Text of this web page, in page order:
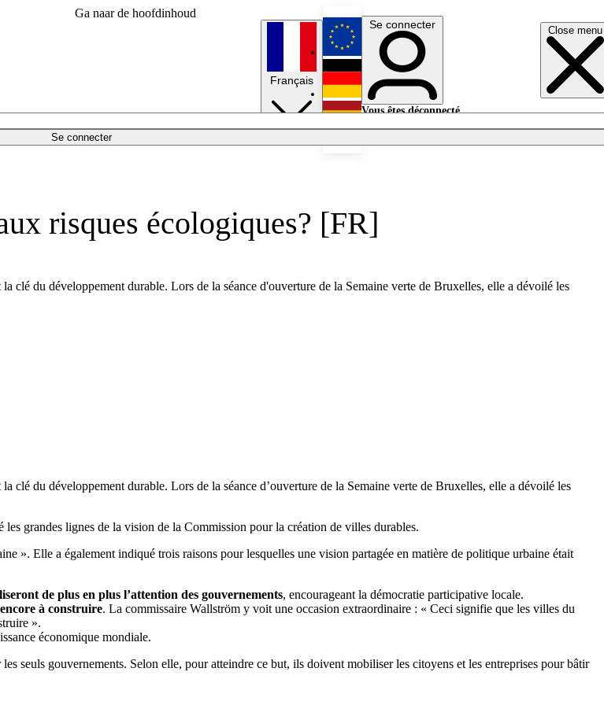
Ga naar de hoofdinhoud
Close menu
Se connecter
Français
English
Deutsch
Se connecter
Vous êtes déconnecté.
risques écologiques? [FR]
clé du développement durable. Lors de la séance d'ouverture de la Semaine verte de Bruxelles, elle a dévoilé les
clé du développement durable. Lors de la séance d’ouverture de la Semaine verte de Bruxelles, elle a dévoilé les
grandes lignes de la vision de la Commission pour la création de villes durables.
». Elle a également indiqué trois raisons pour lesquelles une vision partagée en matière de politique urbaine était
de plus en plus l’attention des gouvernements, encourageant la démocratie participative locale.
à construire. La commissaire Wallström y voit une occasion extraordinaire : « Ceci signifie que les villes du
».
économique mondiale.
seuls gouvernements. Selon elle, pour atteindre ce but, ils doivent mobiliser les citoyens et les entreprises pour bâtir